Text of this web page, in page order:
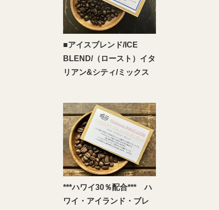
■アイスブレンド/ICE
BLEND/（ロースト）イタ
リアン&シティ/ミックス
***ハワイ30％配合*** ハ
ワイ・アイランド・ブレ